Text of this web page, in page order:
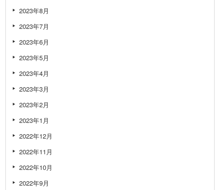
2023年8月
2023年7月
2023年6月
2023年5月
2023年4月
2023年3月
2023年2月
2023年1月
2022年12月
2022年11月
2022年10月
2022年9月